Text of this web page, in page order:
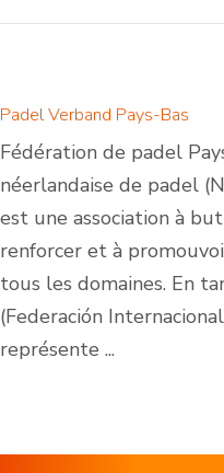
Padel Verband Pays-Bas
Fédération de padel
néerlandaise de padel
est une association à
renforcer et à
tous les domaines. En
(Federación
représente ...